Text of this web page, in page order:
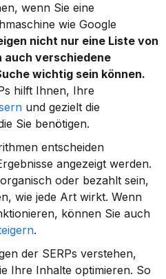
wenn Sie eine
wie Google
nicht nur eine Liste von
auch verschiedene
wichtig sein können.
und gezielt die
Sie benötigen.
entscheiden
angezeigt werden.
oder bezahlt sein,
wie jede Art wirkt. Wenn
können Sie auch
.
der SERPs verstehen,
Ihre Inhalte optimieren. So